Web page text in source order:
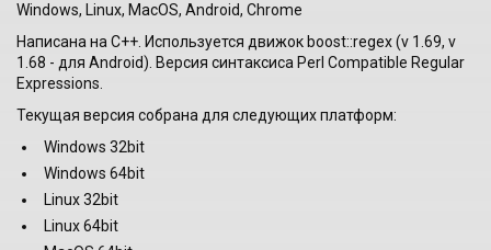
Windows, Linux, MacOS, Android, Chrome
Написана на C++. Используется движок boost::regex (v 1.69, v
1.68 - для Android). Версия синтаксиса Perl Compatible Regular
Expressions.
Текущая версия собрана для следующих платформ:
Windows 32bit
Windows 64bit
Linux 32bit
Linux 64bit